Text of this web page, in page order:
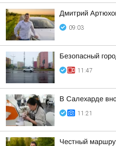
Дмитрий
09:03
Безопасный
11:47
В Салехарде
11:21
Честный